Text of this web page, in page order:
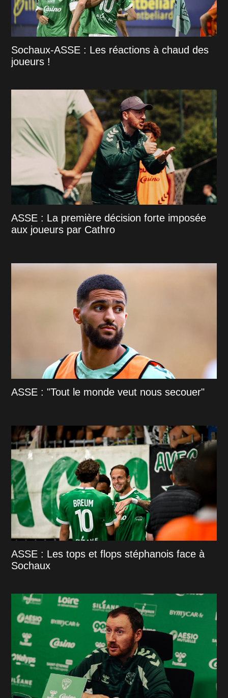
Sochaux-ASSE : Les réactions à chaud des
joueurs !
ASSE : La première décision forte imposée
aux joueurs par Cathro
ASSE : "Tout le monde veut nous secouer"
ASSE : Les tops et flops stéphanois face à
Sochaux